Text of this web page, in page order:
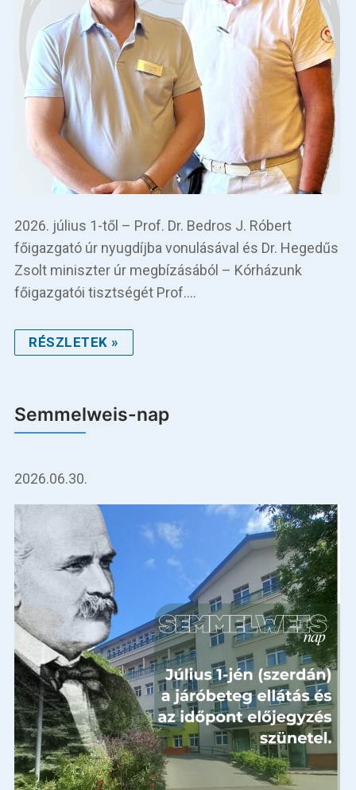
2026. július 1-től – Prof. Dr. Bedros J. Róbert
főigazgató úr nyugdíjba vonulásával és Dr. Hegedűs
Zsolt miniszter úr megbízásából – Kórházunk
főigazgatói tisztségét Prof.…
RÉSZLETEK »
Semmelweis-nap
2026.06.30.